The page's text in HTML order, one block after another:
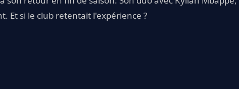
Et si le club retentait l'expérience ?